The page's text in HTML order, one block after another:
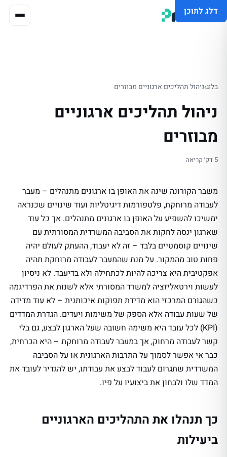
דלג לתוכן
בלוג›ניהול תהליכים ארגוניים מבוזרים
ניהול תהליכים ארגוניים
מבוזרים
5 דק׳ קריאה
משבר הקורונה שינה את האופן בו ארגונים מתנהלים – מעבר
לעבודה מרוחקת, פלטפורמות דיגיטליות ועוד שינויים שכנראה
ימשיכו להשפיע על האופן בו ארגונים מתנהלים. אך כל עוד
שארגון ינסה לחקות את הסביבה המשרדית המסורתית עם
שינויים קוסמטיים בלבד – זה לא יעבוד, ההעתק לעולם יהיה
פחות טוב מהמקור. על מנת שהמעבר לעבודה מרוחקת תהיה
אפקטיבית היא צריכה להיות לכתחילה ולא בדיעבד. לא ניסיון
לעשות וירטאליזציה למשרד המסורתי אלא לשנות את הפרדיגמה
כשהגורם המרכזי הוא מדידת תפוקות איכותנית – לא עוד מדידה
של שעות עבודה אלא הספק של משימות ויעדים. הגדרת המדדים
(KPI) לכל עובד היא משימה חשובה שעל הארגון לבצע, גם בלי
קשר לעבודה מרחוק, אך במעבר לעבודה מרוחקת – היא הכרחית,
כבר אי אפשר לסמוך על התרבות הארגונית או על הסביבה
המשרדית שתגרום לעבוד לבצע את עבודתו, יש להגדיר לעובד את
המדד שלו ולבחון את ביצועיו על פיו.
כך תנהלו את התהליכים הארגוניים
ביעילות